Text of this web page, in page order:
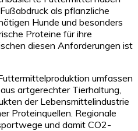
als pflanzliche
Hunde und besonders
Proteine für ihre
diesen Anforderungen ist
umfassen
artgerechter Tierhaltung,
der Lebensmittelindustrie
Proteinquellen. Regionale
und damit CO2-